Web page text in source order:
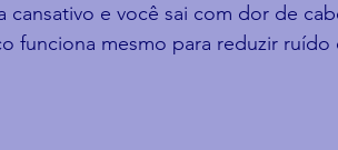
e você sai com dor de
funciona mesmo para reduzir ruído